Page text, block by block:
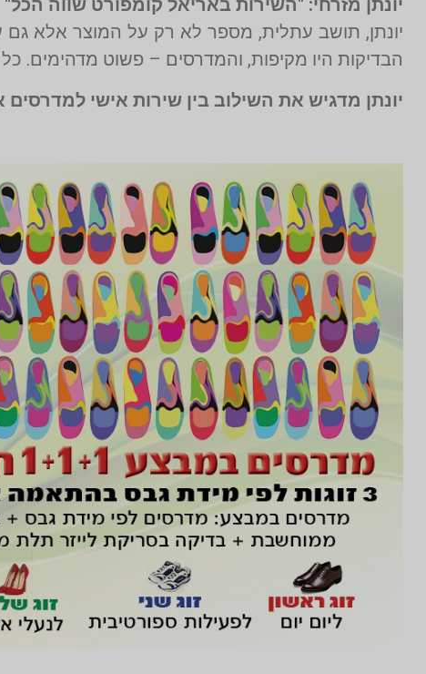
יונתן מזרחי: "השירות באריאל קומפורט שווה הכל"
יונתן, תושב עתלית, מספר לא רק על המוצר אלא גם
הבדיקות היו מקיפות, והמדרסים – פשוט מדהימים. כל
יונתן מדגיש את השילוב בין שירות אישי למדרסים